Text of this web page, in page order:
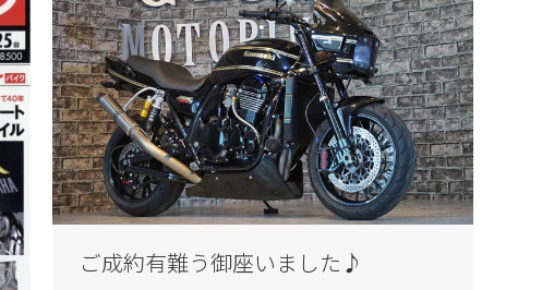
ご成約有難う御座いました♪